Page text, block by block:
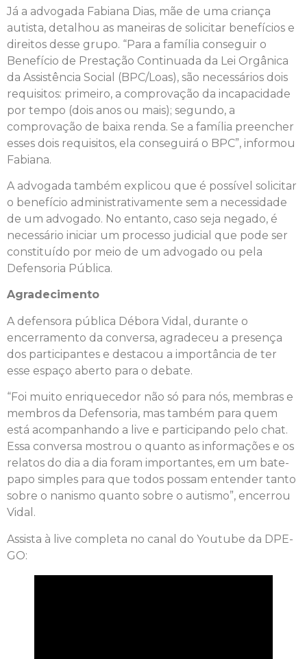
Já a advogada Fabiana Dias, mãe de uma criança
autista, detalhou as maneiras de solicitar benefícios e
direitos desse grupo. “Para a família conseguir o
Benefício de Prestação Continuada da Lei Orgânica
da Assistência Social (BPC/Loas), são necessários dois
requisitos: primeiro, a comprovação da incapacidade
por tempo (dois anos ou mais); segundo, a
comprovação de baixa renda. Se a família preencher
esses dois requisitos, ela conseguirá o BPC”, informou
Fabiana.
A advogada também explicou que é possível solicitar
o benefício administrativamente sem a necessidade
de um advogado. No entanto, caso seja negado, é
necessário iniciar um processo judicial que pode ser
constituído por meio de um advogado ou pela
Defensoria Pública.
Agradecimento
A defensora pública Débora Vidal, durante o
encerramento da conversa, agradeceu a presença
dos participantes e destacou a importância de ter
esse espaço aberto para o debate.
“Foi muito enriquecedor não só para nós, membras e
membros da Defensoria, mas também para quem
está acompanhando a live e participando pelo chat.
Essa conversa mostrou o quanto as informações e os
relatos do dia a dia foram importantes, em um bate-
papo simples para que todos possam entender tanto
sobre o nanismo quanto sobre o autismo”, encerrou
Vidal.
Assista à live completa no canal do Youtube da DPE-
GO: